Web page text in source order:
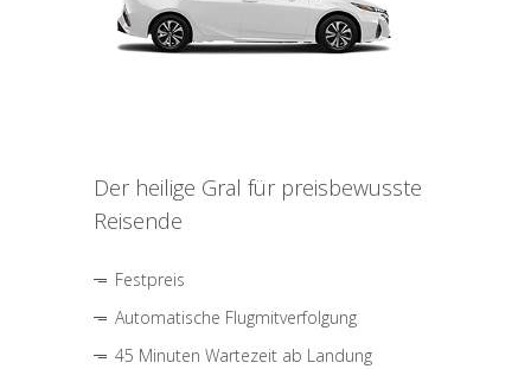
Der heilige Gral für preisbewusste
Reisende
Festpreis
Automatische Flugmitverfolgung
45 Minuten Wartezeit ab Landung